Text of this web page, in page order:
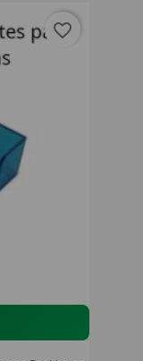
favorite_border